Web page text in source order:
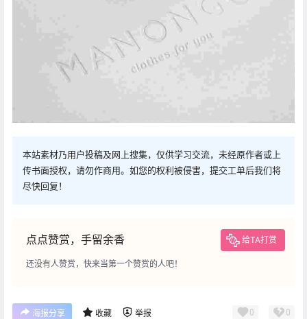
本站素材乃用户投稿及网上搜集，仅供学习交流，未经原作者或上
传书面授权，请勿作商用。如您的权利被侵害，提交工单后我们将
尽快回复！
点点赞赏，手留余香 给TA打赏
还没有人赞赏，快来当第一个赞赏的人吧！
海报分享 收藏 举报 0 0